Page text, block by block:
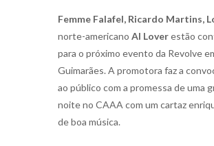
Femme Falafel, Ricardo Martins,
norte-americano Al Loverestão
para o próximo evento da Revolve
Guimarães. A promotora faz a
ao público com a promessa de uma
noite no CAAA com um cartaz
de boa música.